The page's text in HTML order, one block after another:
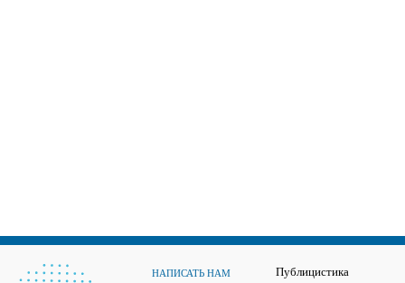
НАПИСАТЬ НАМ
Публицистика